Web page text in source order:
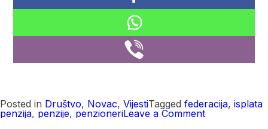
Posted in Društvo, Novac, VijestiTagged federacija, isplata
penzija, penzije, penzioneriLeave a Commenton